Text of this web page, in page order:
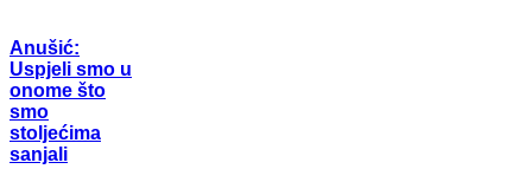
Anušić:
Uspjeli smo u
onome što
smo
stoljećima
sanjali